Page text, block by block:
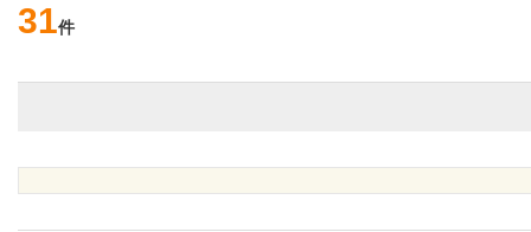
31件